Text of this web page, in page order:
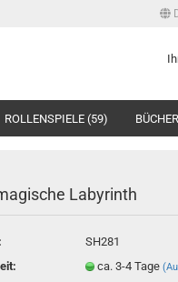
Konto erstellen
ROLLENSPIELE (59)
Labyrinth
SH281
ca. 3-4 Tage